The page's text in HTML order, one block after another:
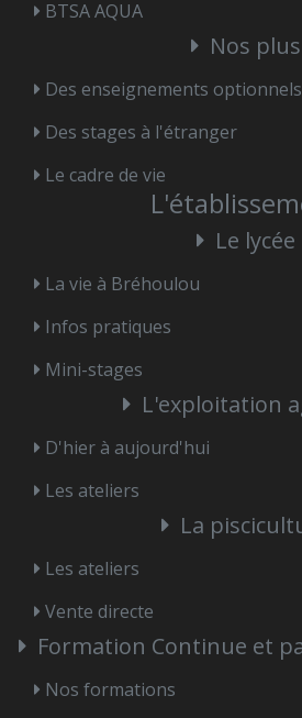
BTSA AQUA
Nos plus
Des enseignements optionnels
Des stages à l'étranger
Le cadre de vie
Le lycée
La vie à Bréhoulou
Infos pratiques
Mini-stages
L'exploitation
D'hier à aujourd'hui
Les ateliers
La
Les ateliers
Vente directe
Formation Continue et
Nos formations